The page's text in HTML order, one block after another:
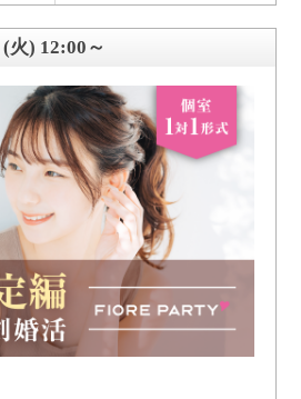
火) 12:00～